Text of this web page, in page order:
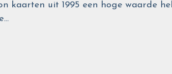
kaarten uit 1995 een hoge waarde